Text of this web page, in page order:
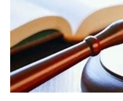
rendues
au
cours
de
l'année
2022